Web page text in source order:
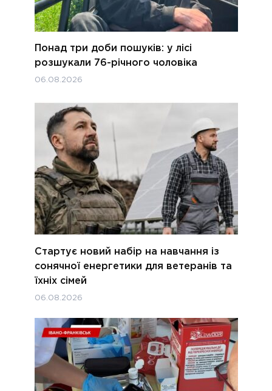
Понад три доби пошуків: у лісі
розшукали 76-річного чоловіка
06.08.2026
Стартує новий набір на навчання із
сонячної енергетики для ветеранів та
їхніх сімей
06.08.2026